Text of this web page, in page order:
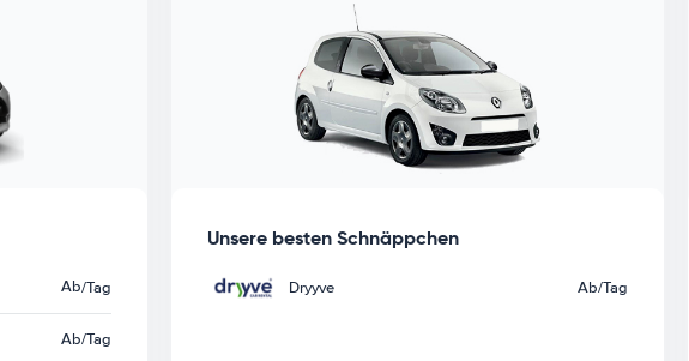
Ab/Tag
Ab/Tag
Unsere besten Schnäppchen
Dryyve Ab/Tag